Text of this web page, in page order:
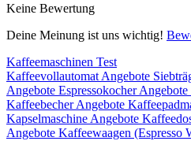
Keine Bewertung
Deine Meinung ist uns wichtig!
Kaffeemaschinen Test
Kaffeevollautomat Angebote
Angebote Espressokocher Angebote
Kaffeebecher Angebote
Kapselmaschine Angebote
Angebote Kaffeewaagen (Espresso